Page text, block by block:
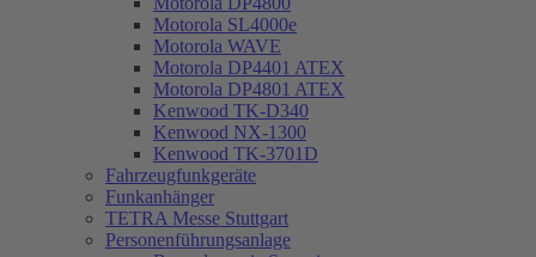
Motorola SL4000e
Motorola WAVE
Motorola DP4401 ATEX
Motorola DP4801 ATEX
Kenwood TK-D340
Kenwood NX-1300
Kenwood TK-3701D
Fahrzeugfunkgeräte
Funkanhänger
TETRA Messe Stuttgart
Personenführungsanlage